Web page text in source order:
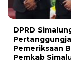
DPRD
Pemeriksaan
Pemkab